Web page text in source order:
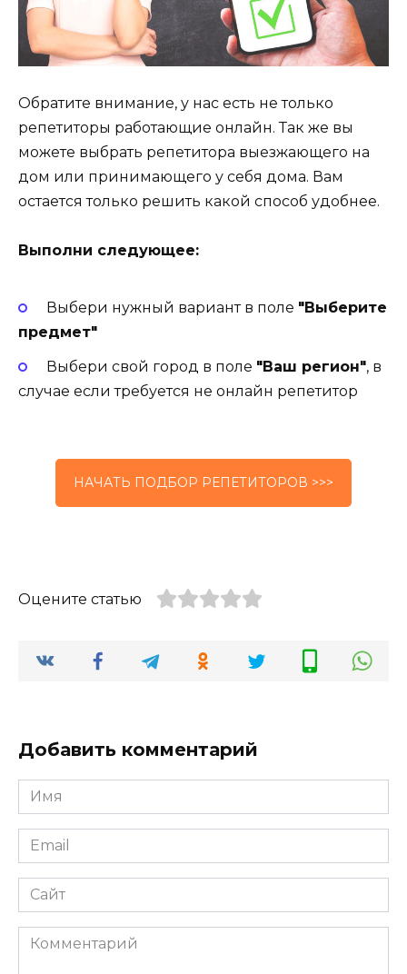
Обратите внимание, у нас есть не только
репетиторы работающие онлайн. Так же вы
можете выбрать репетитора выезжающего на
дом или принимающего у себя дома. Вам
остается только решить какой способ удобнее.
Выполни следующее:
Выбери нужный вариант в поле "Выберите
предмет"
Выбери свой город в поле "Ваш регион", в
случае если требуется не онлайн репетитор
НАЧАТЬ ПОДБОР РЕПЕТИТОРОВ >>>
Оцените статью
Добавить комментарий
Имя
*
Email
*
Сайт
Комментарий